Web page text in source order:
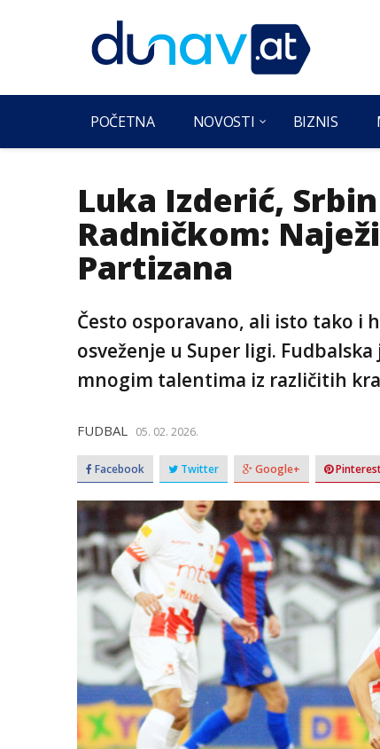
POČETNA NOVOSTI BIZNIS
Luka Izderić,
Radničkom:
Partizana
Često osporavano, ali isto tako i
osveženje u Super ligi.
mnogim talentima iz različitih
FUDBAL 05. 02. 2026.
Facebook Twitter Google+